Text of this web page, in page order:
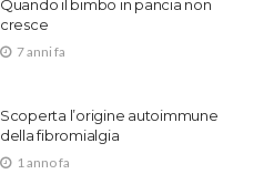
Quando il bimbo in pancia non
cresce
7 anni fa
Scoperta l’origine autoimmune
della fibromialgia
1 anno fa